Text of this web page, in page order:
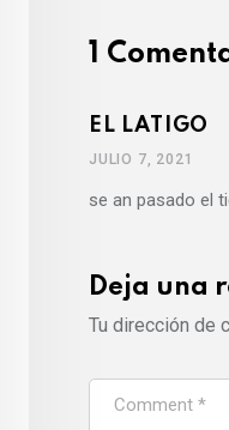
1
EL LATIGO
JULIO 7, 2021
se an pasado el
Deja una
Tu dirección de